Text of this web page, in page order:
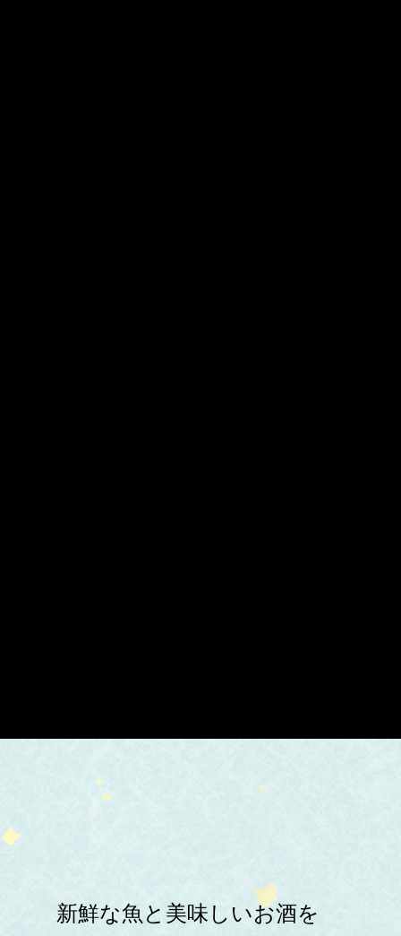
新鮮な魚と美味しいお酒を